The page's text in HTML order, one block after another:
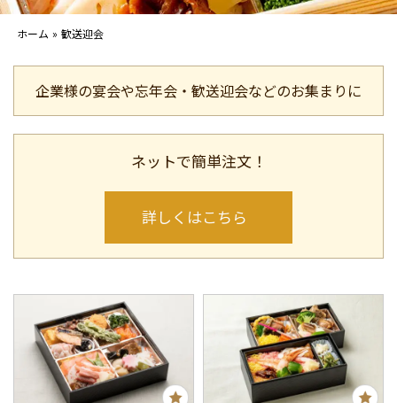
ホーム » 歓送迎会
企業様の宴会や忘年会・歓送迎会などのお集まりに
ネットで簡単注文！
詳しくはこちら
× 閉じる